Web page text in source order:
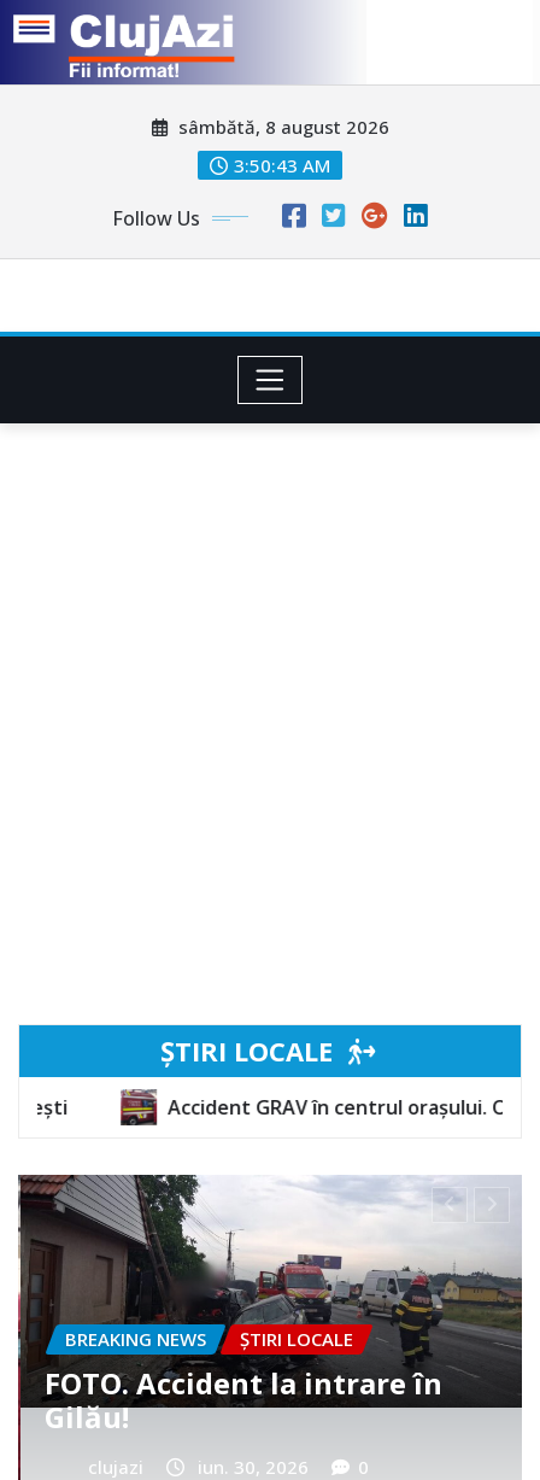
sâmbătă, 8 august 2026
3:50:45 AM
Follow Us
ȘTIRI LOCALE
GRAV în centrul orașului. O femeie a rămas
BREAKING NEWS ȘTIRI LOCALE
Cum a murit băiețelul din
Vultureni? Era cu tatăl în
cimitir
clujazi iun. 25, 2026 0